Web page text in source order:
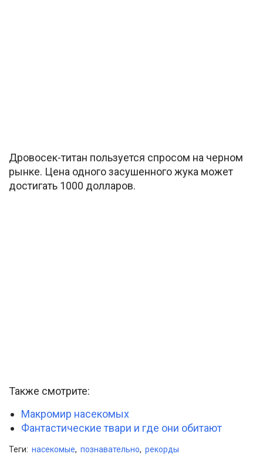
Дровосек-титан пользуется спросом на черном
рынке. Цена одного засушенного жука может
достигать 1000 долларов.
Также смотрите:
Макромир насекомых
Фантастические твари и где они обитают
Теги: насекомые, познавательно, рекорды